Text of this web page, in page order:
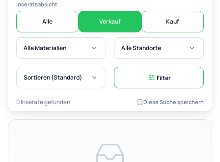
Inseratsabsicht
Alle Verkauf Kauf
Alle Materialien Alle Standorte
Sortieren (Standard) Filter
0 Inserate gefunden Diese Suche speichern